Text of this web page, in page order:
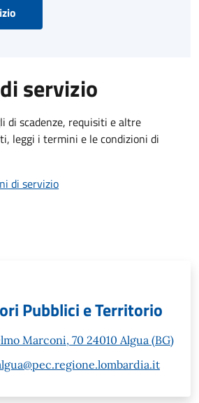
servizio
di scadenze, requisiti e altre
leggi i termini e le condizioni di
di servizio
Pubblici e Territorio
Marconi, 70 24010 Algua (BG)